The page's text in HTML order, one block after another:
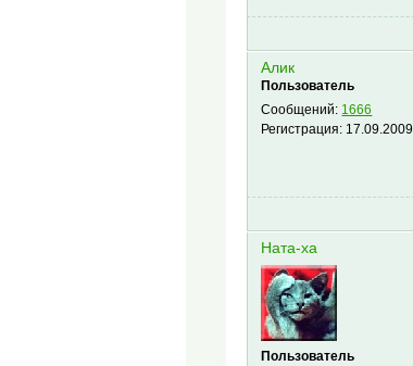
Алик
Пользователь
Сообщений: 1666
Регистрация: 17.09.2009
Ната-ха
Пользователь